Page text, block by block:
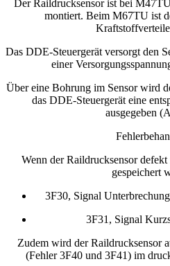
Der Raildrucksensor ist bei
montiert. Beim M67TU ist
Das DDE-Steuergerät versorgt den
einer
Über eine Bohrung im Sensor wird
das DDE-Steuergerät eine
ausgegeben
Wenn der Raildrucksensor
gespeichert
3F30, Signal
3F31, Signal
Zudem wird der Raildrucksensor
(Fehler 3F40 und 3F41) im